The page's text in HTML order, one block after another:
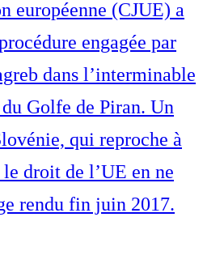
européenne (CJUE) a
engagée par
dans l’interminable
Golfe de Piran. Un
qui reproche à
droit de l’UE en ne
rendu fin juin 2017.